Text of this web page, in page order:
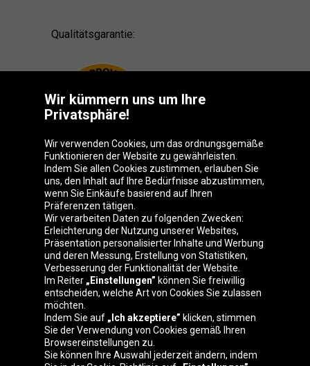
Qualitätsgarantie:
Oponeo-Gruppe
Belgique
Česká
republika
Deutschland Éire
España France Italia Magyarország
Wir kümmern uns um Ihre
Privatsphäre!
Wir verwenden Cookies, um das ordnungsgemäße
Funktionieren der Website zu gewährleisten.
Indem Sie allen Cookies zustimmen, erlauben Sie
uns, den Inhalt auf Ihre Bedürfnisse abzustimmen,
wenn Sie Einkäufe basierend auf Ihren
Präferenzen tätigen.
Wir verarbeiten Daten zu folgenden Zwecken:
Erleichterung der Nutzung unserer Websites,
Präsentation personalisierter Inhalte und Werbung
und deren Messung, Erstellung von Statistiken,
Verbesserung der Funktionalität der Website.
Im Reiter „Einstellungen” können Sie freiwillig
entscheiden, welche Art von Cookies Sie zulassen
möchten.
Indem Sie auf „Ich akzeptiere” klicken, stimmen
Sie der Verwendung von Cookies gemäß Ihren
Browsereinstellungen zu.
Sie können Ihre Auswahl jederzeit ändern, indem